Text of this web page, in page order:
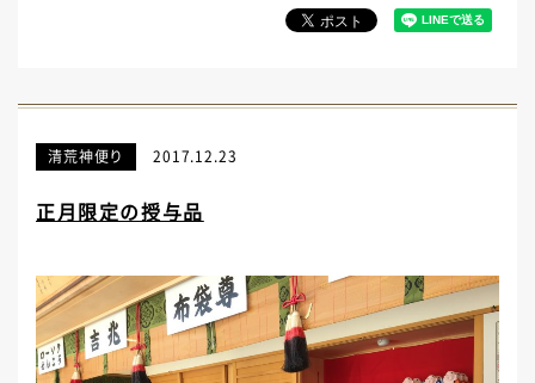
清荒神便り 2017.12.23
正月限定の授与品